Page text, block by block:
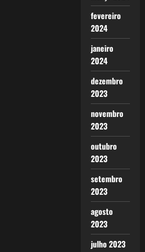
fevereiro
2024
janeiro
2024
dezembro
2023
novembro
2023
outubro
2023
setembro
2023
agosto
2023
julho 2023